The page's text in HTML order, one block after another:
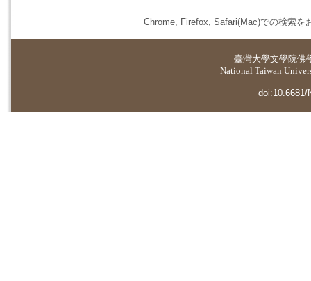
Chrome, Firefox, Safari(Mac)での検索を
臺灣大學文學院佛
National Taiwan
doi:10.6681/